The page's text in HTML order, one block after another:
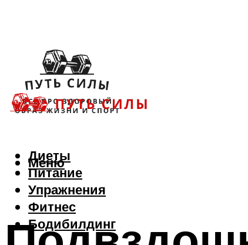
Диеты
Питание
Упражнения
Фитнес
Бодибилдинг
Меню